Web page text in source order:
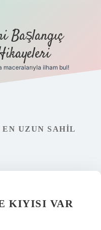
Başlangıç
maceralarıyla ilham bul!
UZUN SAHIL
KIYISI VAR